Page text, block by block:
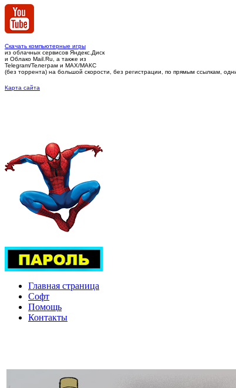
Скачать компьютерные игры
из облачных сервисов Яндекс.Диск
и Облако Mail.Ru, а также из
Telegram/Телеграм и MAX/МАКС
(без торрента) на большой скорости, без регистрации, по прямым ссылкам,
Карта сайта
Главная страница
Софт
Помощь
Контакты